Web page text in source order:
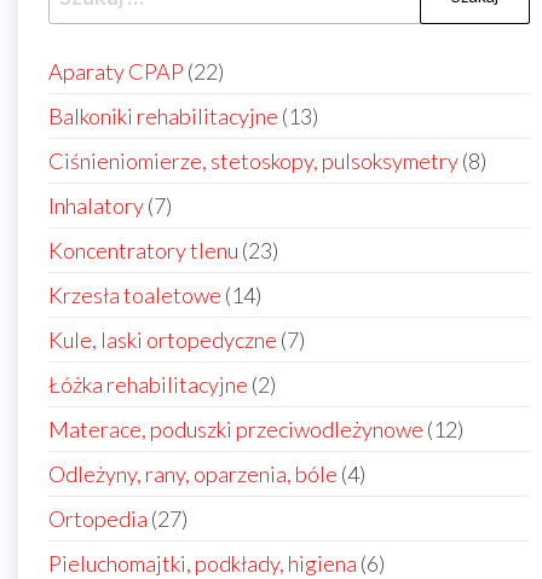
Aparaty CPAP 2222
produkty
Balkoniki rehabilitacyjne 1313
produktów
Ciśnieniomierze, stetoskopy, pulsoksymetry 88
Inhalatory 77
produktów
Koncentratory tlenu 2323
Krzesła toaletowe 1414
produktów
Kule, laski ortopedyczne 77
Łóżka rehabilitacyjne 22
produkty
Materace, poduszki przeciwodleżynowe 1212
Odleżyny, rany, oparzenia, bóle 44
Ortopedia 2727
produktów
Pieluchomajtki, podkłady, higiena 66